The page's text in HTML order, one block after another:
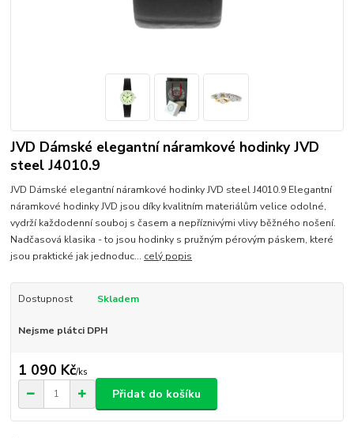
JVD Dámské elegantní náramkové hodinky JVD
steel J4010.9
JVD Dámské elegantní náramkové hodinky JVD steel J4010.9 Elegantní
náramkové hodinky JVD jsou díky kvalitním materiálům velice odolné,
vydrží každodenní souboj s časem a nepříznivými vlivy běžného nošení.
Nadčasová klasika - to jsou hodinky s pružným pérovým páskem, které
jsou praktické jak jednoduc... celý popis
Dostupnost Skladem
Nejsme plátci DPH
1 090 Kč/ks
Přidat do košíku